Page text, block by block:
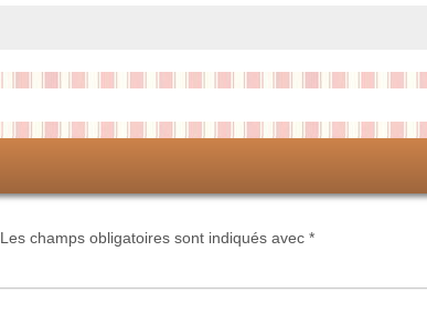
Les champs obligatoires sont indiqués avec *